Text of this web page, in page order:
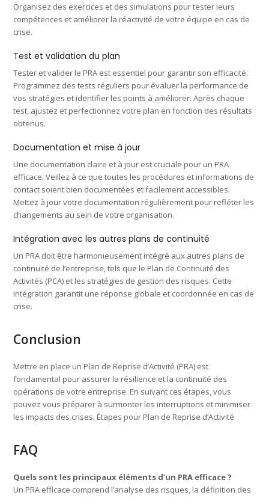
Organisez des exercices et des simulations pour tester leurs
compétences et améliorer la réactivité de votre équipe en cas de
crise.
Test et validation du plan
Tester et valider le PRA est essentiel pour garantir son efficacité.
Programmez des tests réguliers pour évaluer la performance de
vos stratégies et identifier les points à améliorer. Après chaque
test, ajustez et perfectionnez votre plan en fonction des résultats
obtenus.
Documentation et mise à jour
Une documentation claire et à jour est cruciale pour un PRA
efficace. Veillez à ce que toutes les procédures et informations de
contact soient bien documentées et facilement accessibles.
Mettez à jour votre documentation régulièrement pour refléter les
changements au sein de votre organisation.
Intégration avec les autres plans de continuité
Un PRA doit être harmonieusement intégré aux autres plans de
continuité de l’entreprise, tels que le Plan de Continuité des
Activités (PCA) et les stratégies de gestion des risques. Cette
intégration garantit une réponse globale et coordonnée en cas de
crise.
Conclusion
Mettre en place un Plan de Reprise d’Activité (PRA) est
fondamental pour assurer la résilience et la continuité des
opérations de votre entreprise. En suivant ces étapes, vous
pouvez vous préparer à surmonter les interruptions et minimiser
les impacts des crises. Étapes pour Plan de Reprise d’Activité
FAQ
Quels sont les principaux éléments d’un PRA efficace ?
Un PRA efficace comprend l’analyse des risques, la définition des